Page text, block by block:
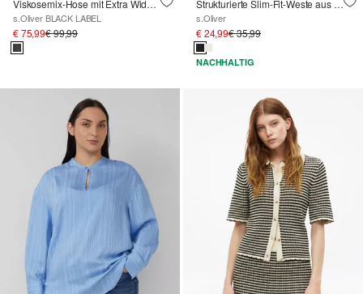
Viskosemix-Hose mit Extra Wide Leg und Reißverschluss
s.Oliver BLACK LABEL
€ 75,99€ 99,99
Strukturierte Slim-Fit-Weste aus Baumwollmix
s.Oliver
€ 24,99€ 35,99
NACHHALTIG